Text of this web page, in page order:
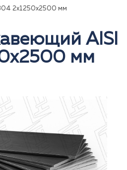
2x1250x2500 мм
AISI
мм